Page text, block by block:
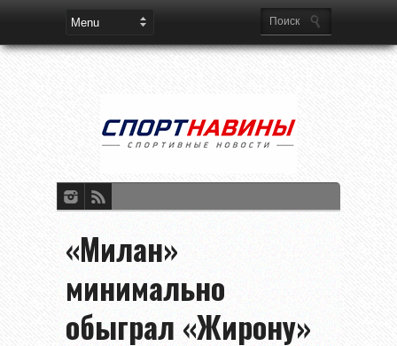
«Милан»
минимально
обыграл «Жирону»